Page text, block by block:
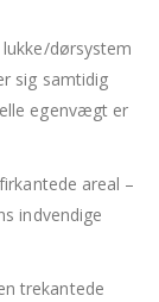
dørsystem
sig samtidig
egenvægt er
areal –
indvendige
trekantede